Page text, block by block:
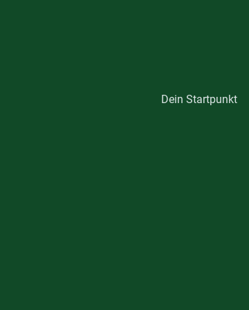
Dein Startpunkt